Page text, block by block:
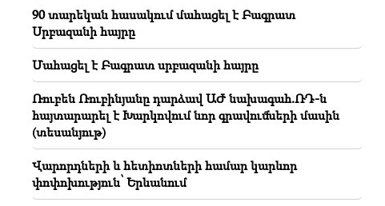
90 տարեկան հասակում մահացել է Բագրատ
Սրբազանի հայրը
Մահացել է Բագրատ սրբազանի հայրը
Ռուբեն Ռուբինյանը դարձավ ԱԺ նախագահ.ՌԴ-ն
հայտարարել է Խարկովում նոր գրավումների մասին
(տեսանյութ)
Վարորդների և հետիոտների համար կարևոր
փոփոխություն՝ Երևանում